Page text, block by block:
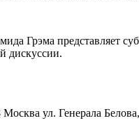
Грэма представляет
дискуссии.
ул. Генерала